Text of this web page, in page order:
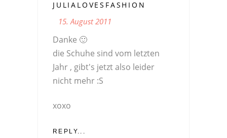
JULIALOVESFASHION
15. August 2011
Danke 🙂
die Schuhe sind vom letzten
Jahr , gibt's jetzt also leider
nicht mehr :S
xoxo
REPLY...